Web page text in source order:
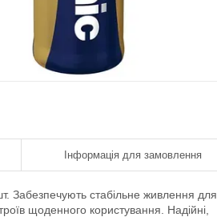
Інформація для замовлення
Забезпечують стабільне живлення для
щоденного користування. Надійні,